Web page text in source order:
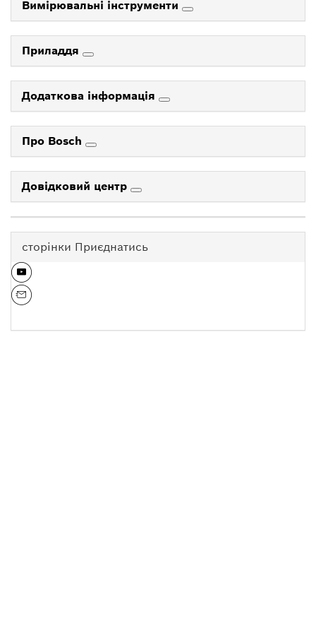
Вимірювальні інструменти
Приладдя
Додаткова інформація
Про Bosch
Довідковий центр
сторінки Приєднатись